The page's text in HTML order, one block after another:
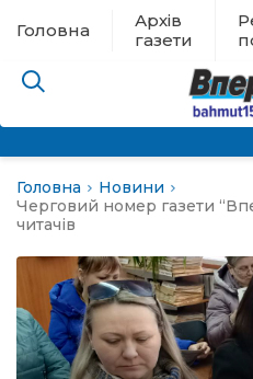
Головна
Архів
газети
евакуації
Головна
Новини
Черговий номер газети
читачів